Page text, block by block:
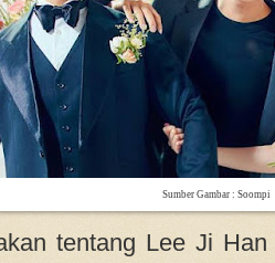
Sumber Gambar : Soompi
tentang Lee Ji